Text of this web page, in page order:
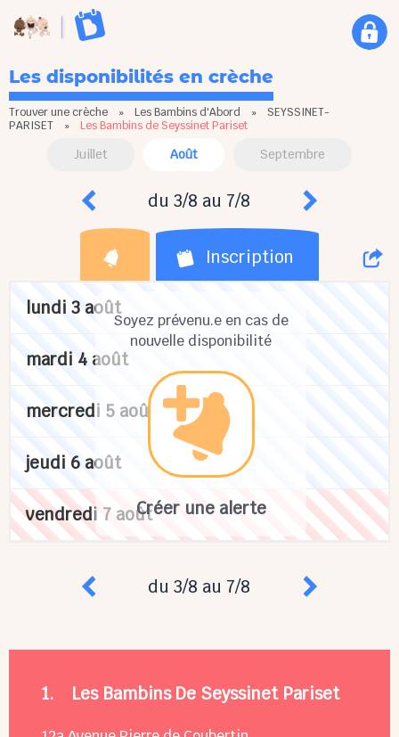
Les disponibilités en crèche
Trouver une crèche » Les Bambins d'Abord » SEYSSINET-
PARISET » Les Bambins de Seyssinet Pariset
Juillet Août Septembre
du 3/8 au 7/8
Inscription
Soyez prévenu.e en cas de
nouvelle disponibilité
Créer une alerte
lundi 3 août
mardi 4 août
mercredi 5 août
jeudi 6 août
vendredi 7 août
du 3/8 au 7/8
1. Les Bambins De Seyssinet Pariset